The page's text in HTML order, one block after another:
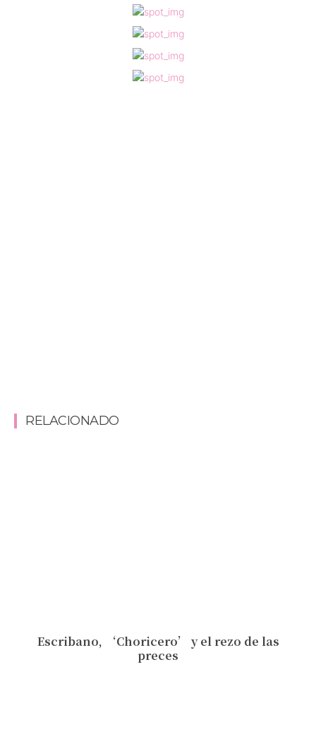
RELACIONADO
Escribano, ‘Choricero’ y el rezo de las
preces